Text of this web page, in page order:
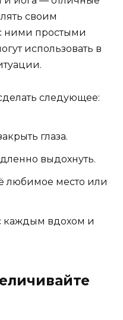
своим
ними простыми
использовать в
следующее:
глаза.
выдохнуть.
любимое место или
каждым вдохом и